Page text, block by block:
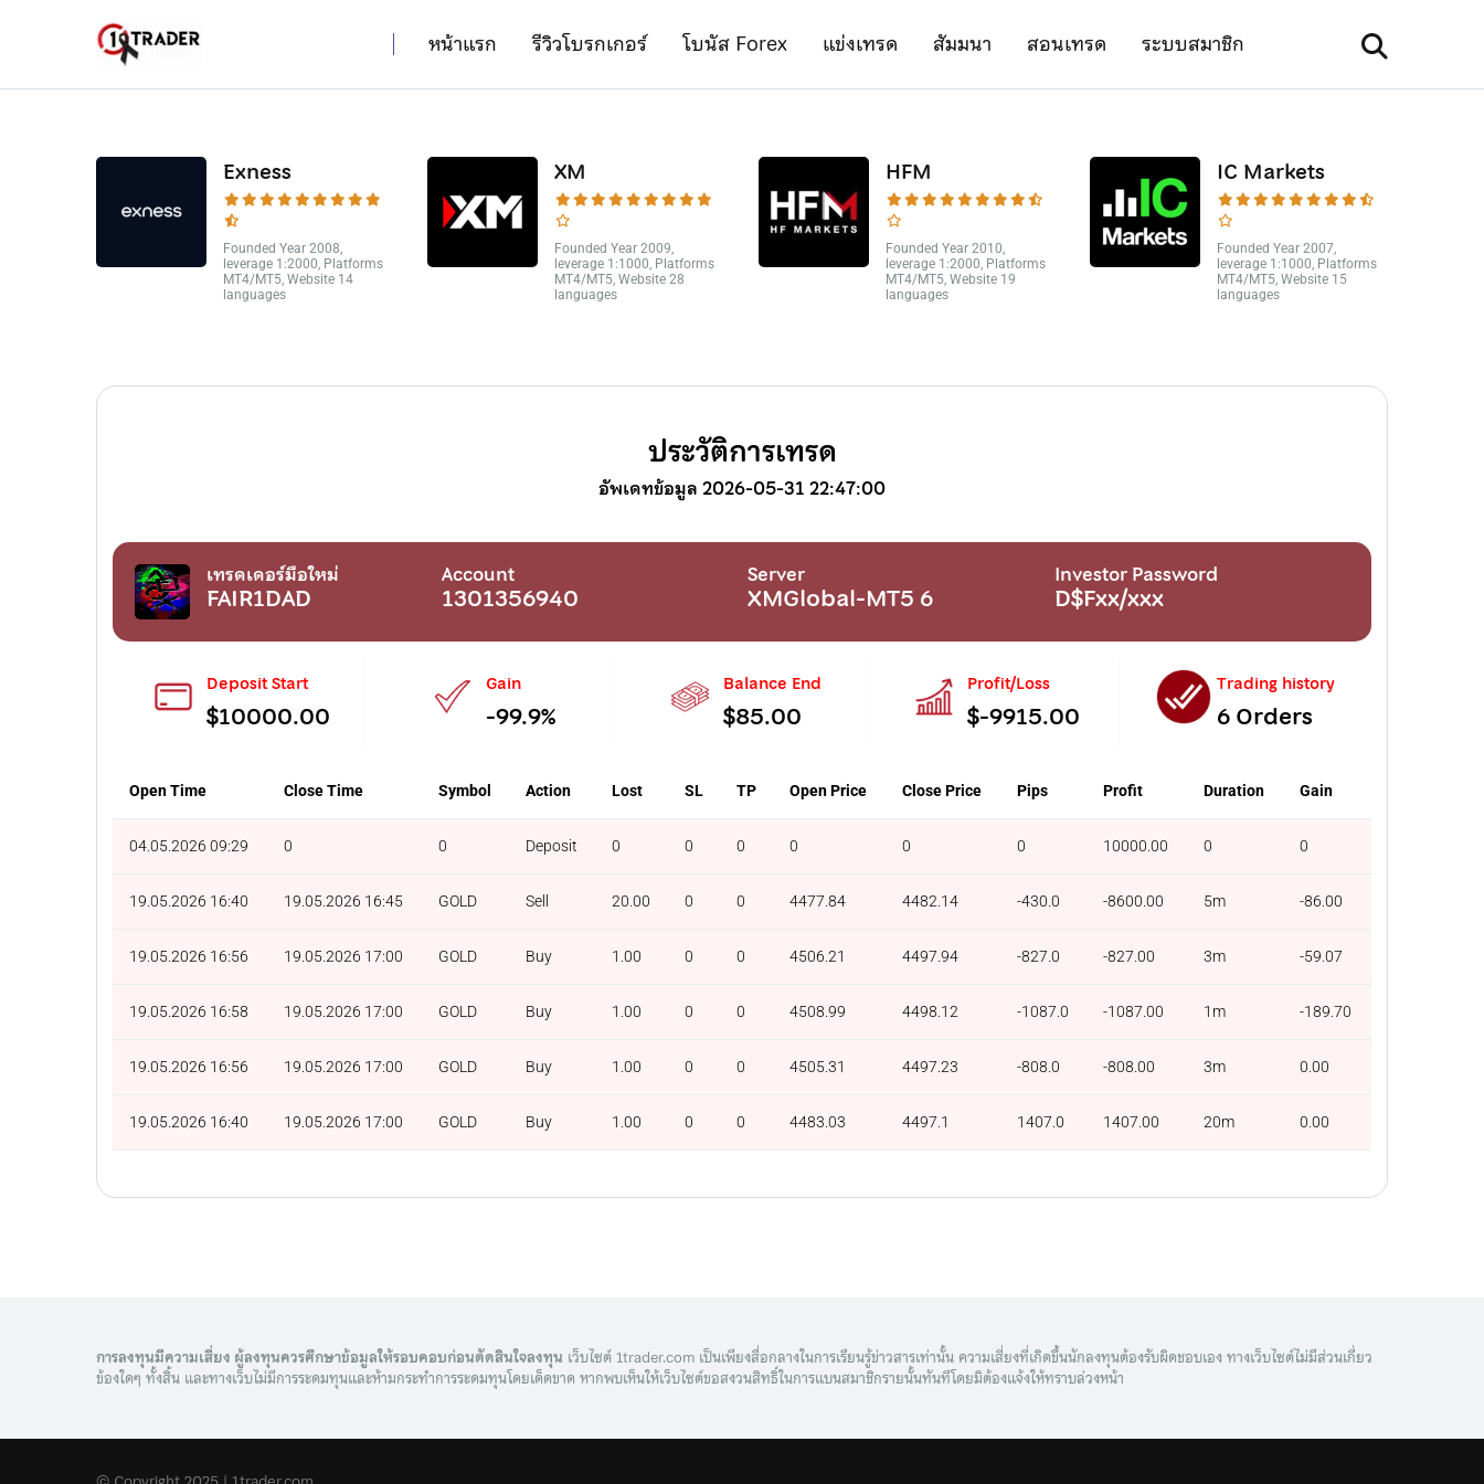
หน้าแรก รีวิวโบรกเกอร์ โบนัส Forex แข่งเทรด สัมมนา สอนเทรด ระบบสมาชิก
Exness
Founded Year 2008,
leverage 1:2000, Platforms
MT4/MT5, Website 14
languages
XM
Founded Year 2009,
leverage 1:1000, Platforms
MT4/MT5, Website 28
languages
HFM
Founded Year 2010,
leverage 1:2000, Platforms
MT4/MT5, Website 19
languages
IC Markets
Founded Year 2007,
leverage 1:1000, Platforms
MT4/MT5, Website 15
languages
ประวัติการเทรด
อัพเดทข้อมูล 2026-05-31 22:47:00
เทรดเดอร์มือใหม่
FAIR1DAD
Account
1301356940
Server
XMGlobal-MT5 6
Investor Password
D$Fxx/xxx
Deposit Start
$10000.00
Gain
-99.9%
Balance End
$85.00
Profit/Loss
$-9915.00
Trading history
6 Orders
Open Time Close Time Symbol Action Lost SL TP Open Price Close Price Pips Profit Duration Gain
04.05.2026 09:29 0 0 Deposit 0 0 0 0 0 0 10000.00 0 0
19.05.2026 16:40 19.05.2026 16:45 GOLD Sell 20.00 0 0 4477.84 4482.14 -430.0 -8600.00 5m -86.00
19.05.2026 16:56 19.05.2026 17:00 GOLD Buy 1.00 0 0 4506.21 4497.94 -827.0 -827.00 3m -59.07
19.05.2026 16:58 19.05.2026 17:00 GOLD Buy 1.00 0 0 4508.99 4498.12 -1087.0 -1087.00 1m -189.70
19.05.2026 16:56 19.05.2026 17:00 GOLD Buy 1.00 0 0 4505.31 4497.23 -808.0 -808.00 3m 0.00
19.05.2026 16:40 19.05.2026 17:00 GOLD Buy 1.00 0 0 4483.03 4497.1 1407.0 1407.00 20m 0.00
การลงทุนมีความเสี่ยง ผู้ลงทุนควรศึกษาข้อมูลให้รอบคอบก่อนตัดสินใจลงทุน เว็บไซต์ 1trader.com เป็นเพียงสื่อกลางในการเรียนรู้ข่าวสารเท่านั้น ความเสี่ยงที่เกิดขึ้นนักลงทุนต้องรับผิดชอบเอง ทางเว็บไซต์ไม่มีส่วนเกี่ยว
ข้องใดๆ ทั้งสิ้น และทางเว็บไม่มีการระดมทุนและห้ามกระทำการระดมทุนโดยเด็ดขาด หากพบเห็นให้เว็บไซต์ขอสงวนสิทธิ์ในการแบนสมาชิกรายนั้นทันทีโดยมิต้องแจ้งให้ทราบล่วงหน้า